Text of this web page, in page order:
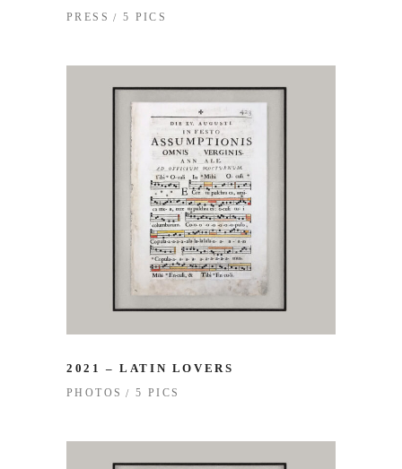
PRESS 5 PICS
2021 – LATIN LOVERS
PHOTOS 5 PICS